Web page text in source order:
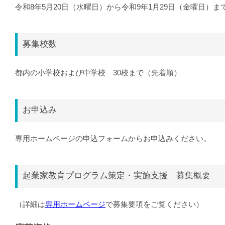
令和8年5月20日（水曜日）から令和9年1月29日（金曜日）ま
募集校数
都内の小学校および中学校 30校まで（先着順）
お申込み
専用ホームページの申込フォームからお申込みください。
起業家教育プログラム策定・実施支援 募集概要
（詳細は専用ホームページで募集要項をご覧ください）